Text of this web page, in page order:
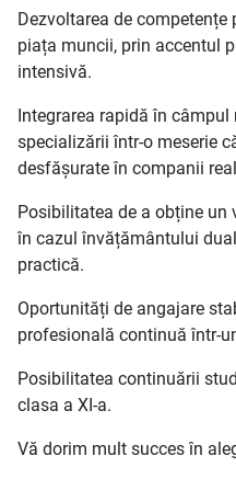
Dezvoltarea de
piața muncii, prin accentul
intensivă.
Integrarea rapidă în
specializării într-o meserie
desfășurate în companii
Posibilitatea de a obține
în cazul învățământului
practică.
Oportunități de angajare
profesională continuă într-
Posibilitatea continuării
clasa a XI-a.
Vă dorim mult succes în